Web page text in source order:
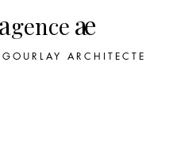
agence ae
ARCHITECTE